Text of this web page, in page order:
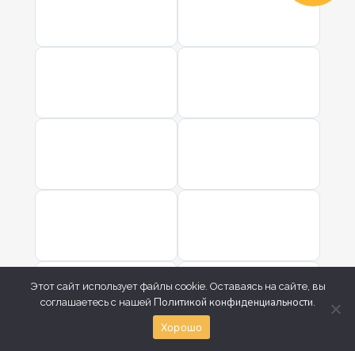
Этот сайт использует файлы cookie. Оставаясь на сайте, вы
соглашаетесь с нашей Политикой конфиденциальности.
Хорошо